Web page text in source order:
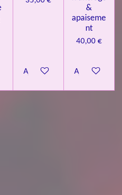
panierAjouter au panier
&
apaiseme
nt
40,00 €
Ajouter au